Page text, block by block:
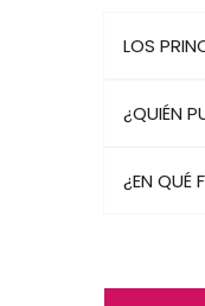
LOS
¿QUIÉN
¿EN QUÉ